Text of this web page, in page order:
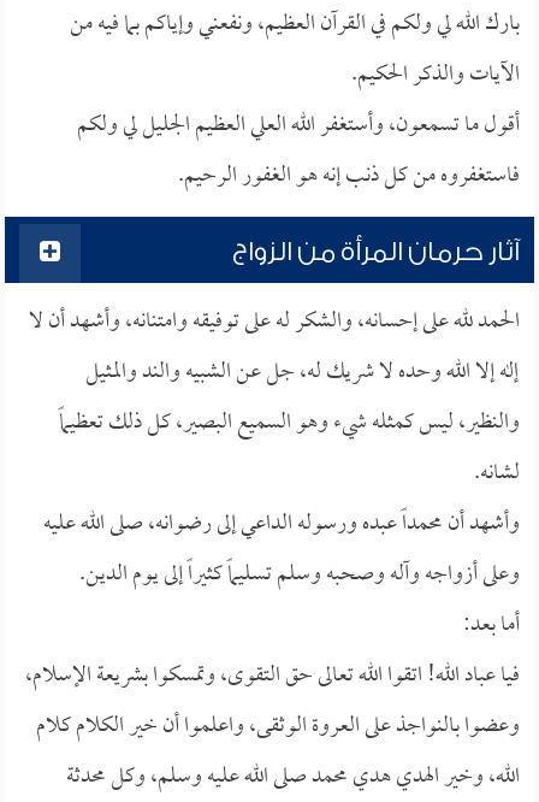
بارك الله لي ولكم في القرآن العظيم، ونفعني وإياكم بما فيه من
الآيات والذكر الحكيم.
أقول ما تسمعون، وأستغفر الله العلي العظيم الجليل لي ولكم
فاستغفروه من كل ذنب إنه هو الغفور الرحيم.
آثار حرمان المرأة من الزواج
الحمد لله على إحسانه، والشكر له على توفيقه وامتنانه، وأشهد أن لا
إله إلا الله وحده لا شريك له، جل عن الشبيه والند والمثيل
والنظير، ليس كمثله شيء وهو السميع البصير، كل ذلك تعظيماً
لشانه.
وأشهد أن محمداً عبده ورسوله الداعي إلى رضوانه، صلى الله عليه
وعلى أزواجه وآله وصحبه وسلم تسليماً كثيراً إلى يوم الدين.
أما بعد:
فيا عباد الله! اتقوا الله تعالى حق التقوى، وتمسكوا بشريعة الإسلام،
وعضوا بالنواجذ على العروة الوثقى، واعلموا أن خير الكلام كلام
الله، وخير الهدي هدي محمد صلى الله عليه وسلم، وكل محدثة